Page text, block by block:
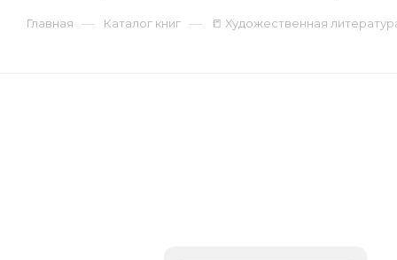
Главная — Каталог книг — 📒 Художественная